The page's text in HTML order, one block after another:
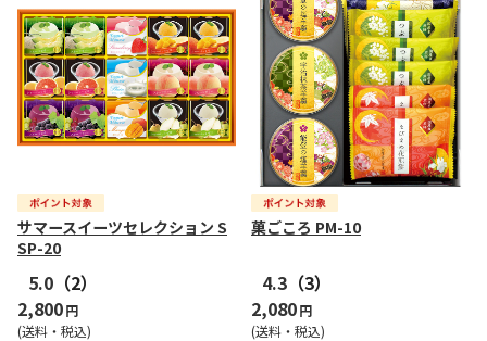
サマースイーツセレクション S
SP-20
5.0 （2）
2,800円
(送料・税込)
菓ごころ PM-10
4.3 （3）
2,080円
(送料・税込)